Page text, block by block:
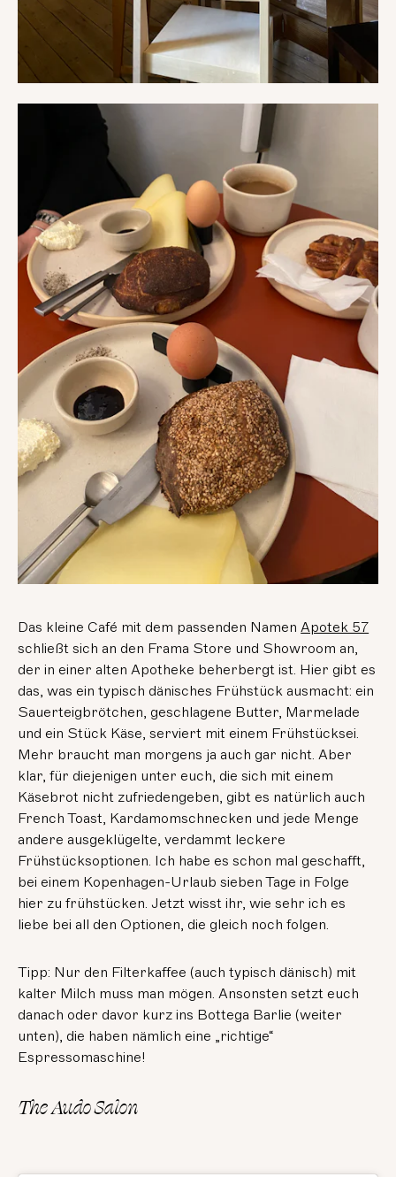
Das kleine Café mit dem passenden NamenApotek 57
schließt sich an den Frama Store und Showroom an,
der in einer alten Apotheke beherbergt ist. Hier gibt es
das, was ein typisch dänisches Frühstück ausmacht: ein
Sauerteigbrötchen, geschlagene Butter, Marmelade
und ein Stück Käse, serviert mit einem Frühstücksei.
Mehr braucht man morgens ja auch gar nicht. Aber
klar, für diejenigen unter euch, die sich mit einem
Käsebrot nicht zufriedengeben, gibt es natürlich auch
French Toast, Kardamomschnecken und jede Menge
andere ausgeklügelte, verdammt leckere
Frühstücksoptionen. Ich habe es schon mal geschafft,
bei einem Kopenhagen-Urlaub sieben Tage in Folge
hier zu frühstücken. Jetzt wisst ihr, wie sehr ich es
liebe bei all den Optionen, die gleich noch folgen.
Tipp: Nur den Filterkaffee (auch typisch dänisch) mit
kalter Milch muss man mögen. Ansonsten setzt euch
danach oder davor kurz ins Bottega Barlie (weiter
unten), die haben nämlich eine „richtige“
Espressomaschine!
The Audo Salon